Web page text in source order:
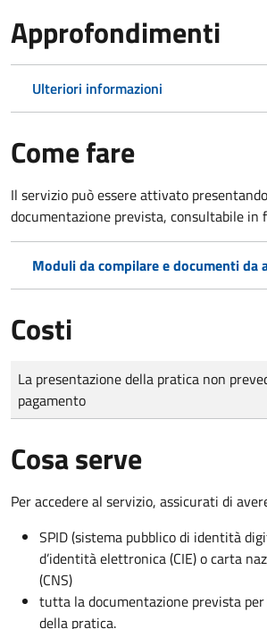
Approfondimenti
Ulteriori informazioni
Come fare
Il servizio può essere attivato
documentazione prevista, consultabile in
Moduli da compilare e documenti da
Costi
Tipo di pagamento
Importo
La presentazione della pratica non
pagamento
Cosa serve
Per accedere al servizio, assicurati di
SPID (sistema pubblico di identità
d’identità elettronica (CIE) o carta
(CNS)
tutta la documentazione prevista
della pratica.